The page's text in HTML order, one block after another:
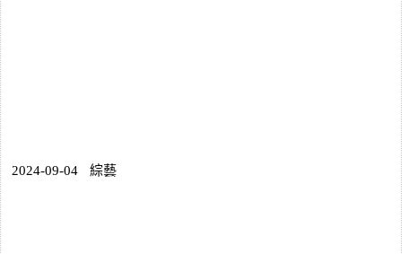
2024-09-04 綜藝